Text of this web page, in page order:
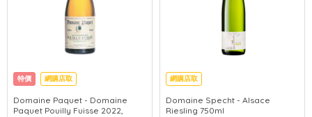
特價 網購店取
Domaine Paquet - Domaine
Paquet Pouilly Fuisse 2022,
網購店取
Domaine Specht - Alsace
Riesling 750ml